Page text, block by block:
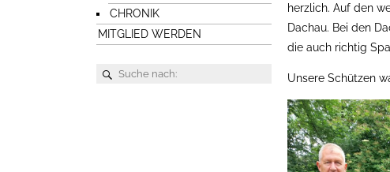
CHRONIK
MITGLIED WERDEN
herzlich. Auf den
Dachau. Bei den
die auch richtig
Unsere Schützen